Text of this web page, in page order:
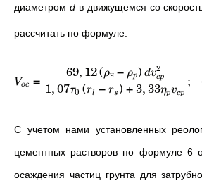
диаметром dв движущемся со
рассчитать по формуле:
Voc = 1,07τ0 (rl − rs ) +3,33ηpvcp
69, 12(ρч − ρp) dvcp
2
;
С учетом нами установленных
цементных растворов по формуле 6
осаждения частиц грунта для